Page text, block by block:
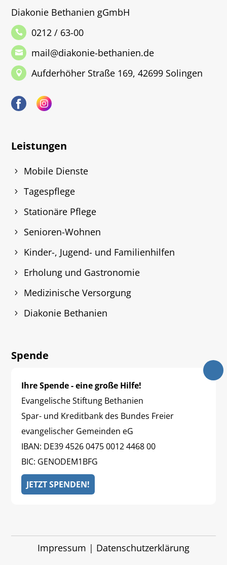
Diakonie Bethanien gGmbH
0212 / 63-00
mail@diakonie-bethanien.de
Aufderhöher Straße 169, 42699 Solingen
Leistungen
Mobile Dienste
Tagespflege
Stationäre Pflege
Senioren-Wohnen
Kinder-, Jugend- und Familienhilfen
Erholung und Gastronomie
Medizinische Versorgung
Diakonie Bethanien
Spende
Ihre Spende - eine große Hilfe!
Evangelische Stiftung Bethanien
Spar- und Kreditbank des Bundes Freier
evangelischer Gemeinden eG
IBAN: DE39 4526 0475 0012 4468 00
BIC: GENODEM1BFG
JETZT SPENDEN!
Impressum | Datenschutzerklärung